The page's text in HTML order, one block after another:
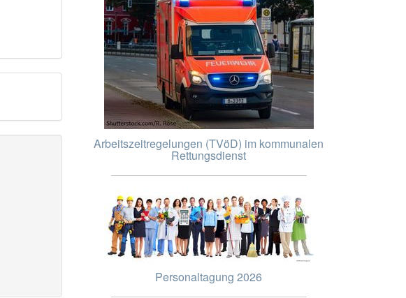
Arbeitszeitregelungen (TVöD) im kommunalen
Rettungsdienst
Personaltagung 2026